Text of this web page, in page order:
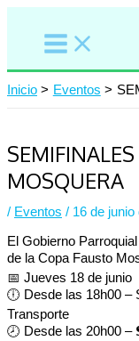
contenido
Inicio Eventos
MOSQUERA
/ Eventos / 16 de junio
El Gobierno
de la Copa Fausto
📅 Jueves 18 de junio
🕕 Desde las 18h00 –
Transporte
🕗 Desde las 20h00